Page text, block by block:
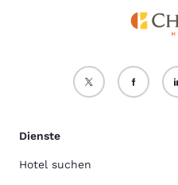
Dienste
Hotel suchen